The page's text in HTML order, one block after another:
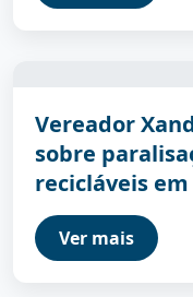
Vereador
sobre
recicláveis
Ver mais